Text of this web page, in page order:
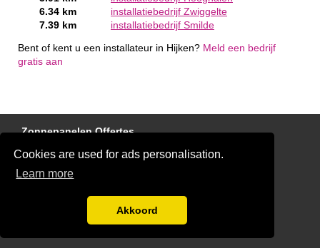
Cookies are used for ads personalisation.
Learn more
Akkoord
6.34 km
installatiebedrijf Zwiggelte
7.39 km
installatiebedrijf Smilde
Bent of kent u een installateur in Hijken? Meld een bedrijf
gratis aan
Zonnepanelen Offertes
Laadpaal Offertes
Elektricien Offertes